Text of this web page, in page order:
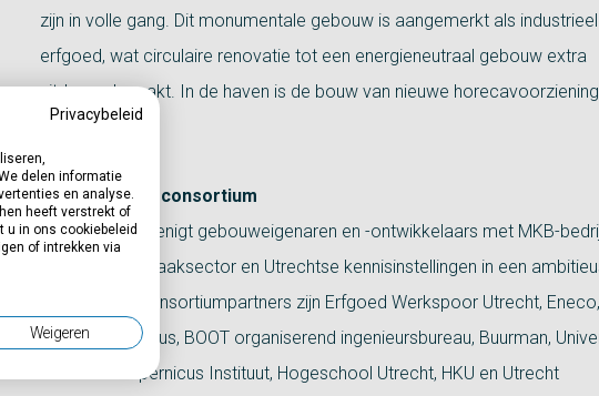
zijn in volle gang. Dit monumentale gebouw is aangemerkt als industrieel
erfgoed, wat circulaire renovatie tot een energieneutraal gebouw extra
uitdagend maakt. In de haven is de bouw van nieuwe
begonnen.
Een veelzijdig consortium
Het project verenigt gebouweigenaren en -ontwikkelaars met MKB-
de bouw- en maaksector en Utrechtse kennisinstellingen in een
consortium. Consortiumpartners zijn Erfgoed Werkspoor Utrecht,
Hof van Cartesius, BOOT organiserend ingenieursbureau, Buurman,
Utrecht – Copernicus Instituut, Hogeschool Utrecht, HKU en Utrecht
Privacybeleid
delen informatie
en analyse.
heeft verstrekt of
u in ons cookiebeleid
of intrekken via
Weigeren